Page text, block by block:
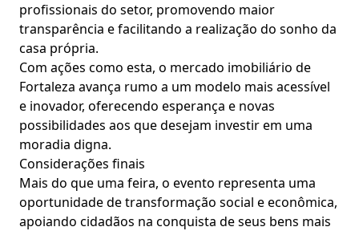
profissionais do setor, promovendo maior
transparência e facilitando a realização do sonho da
casa própria.
Com ações como esta, o mercado imobiliário de
Fortaleza avança rumo a um modelo mais acessível
e inovador, oferecendo esperança e novas
possibilidades aos que desejam investir em uma
moradia digna.
Considerações finais
Mais do que uma feira, o evento representa uma
oportunidade de transformação social e econômica,
apoiando cidadãos na conquista de seus bens mais